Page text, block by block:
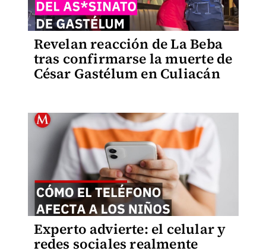
Revelan reacción de La Beba
tras confirmarse la muerte de
César Gastélum en Culiacán
Experto advierte: el celular y
redes sociales realmente